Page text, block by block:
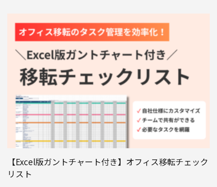
【Excel版ガントチャート付き】オフィス移転チェック
リスト